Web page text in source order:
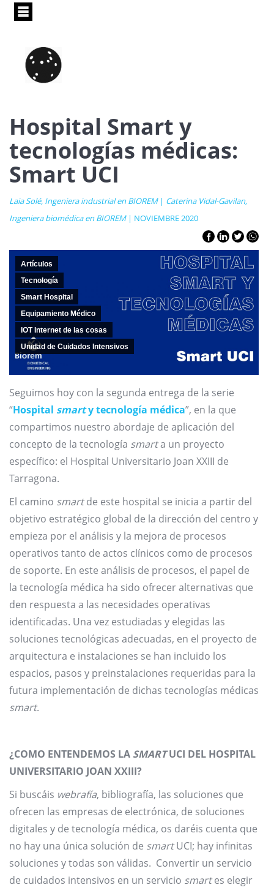
Pasar
principal
Hospital Smart y
tecnologías médicas:
Smart UCI
Laia Solé, Ingeniera industrial en BIOREM | Caterina Vidal-Gavilan,
Ingeniera biomédica en BIOREM | NOVIEMBRE 2020
Artículos
Tecnología
Smart Hospital
Equipamiento Médico
IOT Internet de las cosas
Unidad de Cuidados Intensivos
Seguimos hoy con la segunda entrega de la serie
“Hospital smarty tecnología médica”, en la que
compartimos nuestro abordaje de aplicación del
concepto de la tecnología smarta un proyecto
específico: el Hospital Universitario Joan XXIII de
Tarragona.
El camino smartde este hospital se inicia a partir del
objetivo estratégico global de la dirección del centro y
empieza por el análisis y la mejora de procesos
operativos tanto de actos clínicos como de procesos
de soporte. En este análisis de procesos, el papel de
la tecnología médica ha sido ofrecer alternativas que
den respuesta a las necesidades operativas
identificadas. Una vez estudiadas y elegidas las
soluciones tecnológicas adecuadas, en el proyecto de
arquitectura e instalaciones se han incluido los
espacios, pasos y preinstalaciones requeridas para la
futura implementación de dichas tecnologías médicas
smart.
¿COMO ENTENDEMOS LA SMARTUCI DEL HOSPITAL
UNIVERSITARIO JOAN XXIII?
Si buscáis webrafía, bibliografía, las soluciones que
ofrecen las empresas de electrónica, de soluciones
digitales y de tecnología médica, os daréis cuenta que
no hay una única solución de smartUCI; hay infinitas
soluciones y todas son válidas. Convertir un servicio
de cuidados intensivos en un servicio smartes elegir